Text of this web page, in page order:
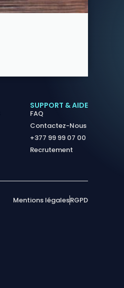
SUPPORT & AIDE
FAQ
Contactez-Nous
+377 99 99 07 00
Recrutement
Mentions légalesRGPD